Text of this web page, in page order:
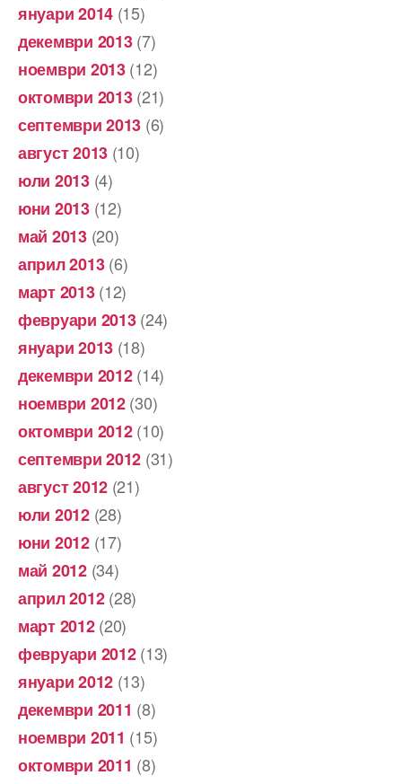
януари 2014 (15)
декември 2013(7)
ноември 2013(12)
октомври 2013(21)
септември 2013 (6)
август 2013 (10)
юли 2013(4)
юни 2013(12)
май 2013(20)
април 2013(6)
март 2013(12)
февруари 2013(24)
януари 2013 (18)
декември 2012(14)
ноември 2012(30)
октомври 2012(10)
септември 2012 (31)
август 2012 (21)
юли 2012(28)
юни 2012(17)
май 2012(34)
април 2012(28)
март 2012(20)
февруари 2012(13)
януари 2012 (13)
декември 2011 (8)
ноември 2011 (15)
октомври 2011 (8)